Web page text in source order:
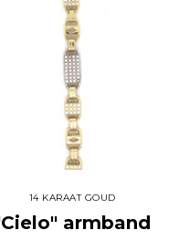
14 KARAAT GOUD
armband